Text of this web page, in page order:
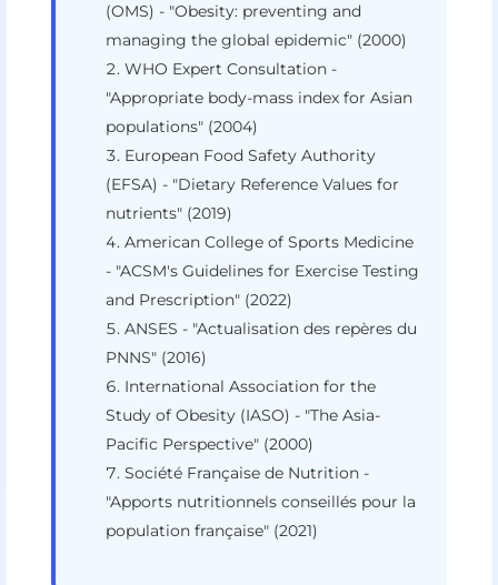
(OMS) - "Obesity: preventing and
managing the global epidemic" (2000)
WHO Expert Consultation -
"Appropriate body-mass index for Asian
populations" (2004)
European Food Safety Authority
(EFSA) - "Dietary Reference Values for
nutrients" (2019)
American College of Sports Medicine
- "ACSM's Guidelines for Exercise Testing
and Prescription" (2022)
ANSES - "Actualisation des repères du
PNNS" (2016)
International Association for the
Study of Obesity (IASO) - "The Asia-
Pacific Perspective" (2000)
Société Française de Nutrition -
"Apports nutritionnels conseillés pour la
population française" (2021)